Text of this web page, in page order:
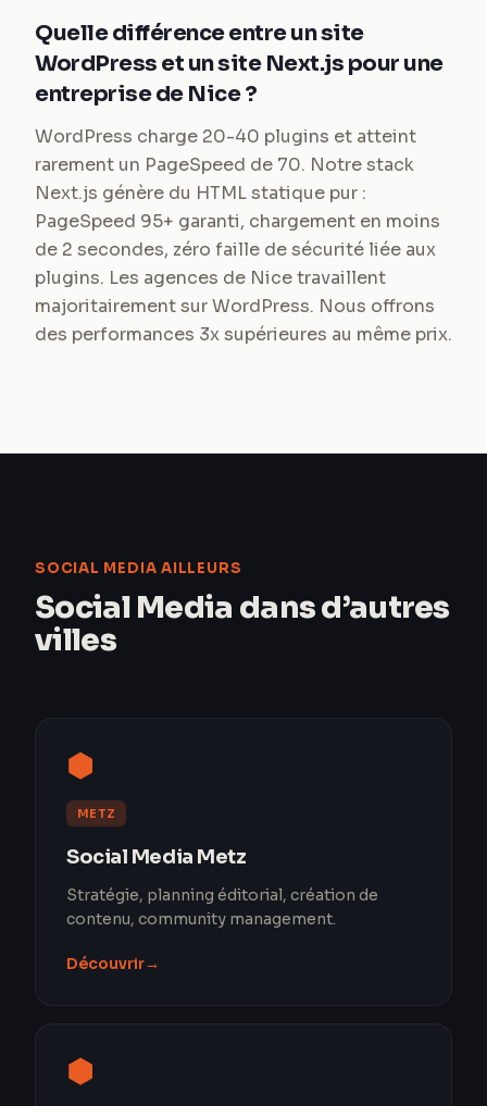
Quelle différence entre un site
WordPress et un site Next.js pour une
entreprise de Nice ?
WordPress charge 20-40 plugins et atteint
rarement un PageSpeed de 70. Notre stack
Next.js génère du HTML statique pur :
PageSpeed 95+ garanti, chargement en moins
de 2 secondes, zéro faille de sécurité liée aux
plugins. Les agences de Nice travaillent
majoritairement sur WordPress. Nous offrons
des performances 3x supérieures au même prix.
SOCIAL MEDIA AILLEURS
Social Media dans d’autres
villes
⬢
METZ
Social Media Metz
Stratégie, planning éditorial, création de
contenu, community management.
Découvrir→
⬢